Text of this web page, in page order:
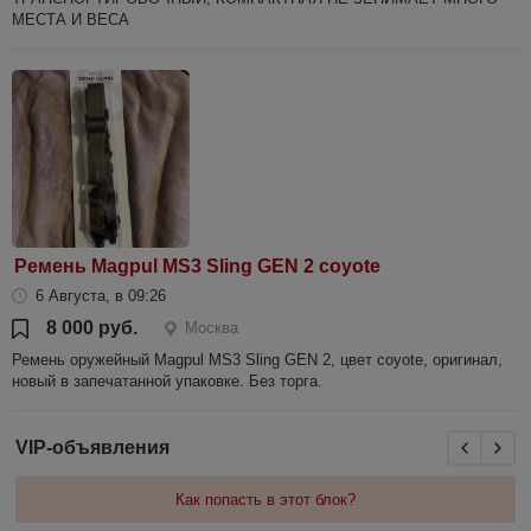
МЕСТА И ВЕСА
Ремень Magpul MS3 Sling GEN 2 coyote
6 Августа, в 09:26
8 000 руб.
Москва
Ремень оружейный Magpul MS3 Sling GEN 2, цвет coyote, оригинал,
новый в запечатанной упаковке. Без торга.
VIP-объявления
Как попасть в этот блок?